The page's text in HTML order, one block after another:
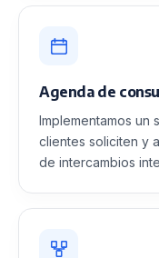
Agenda de
Implementamos un
clientes soliciten y
de intercambios